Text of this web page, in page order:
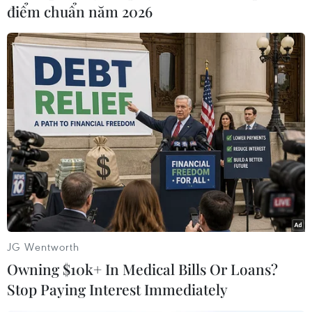
Huy Đồng (Vietnam+)
#MU #David de Gea
#Van der Sar
điểm chuẩn năm 2026
JG Wentworth
Owning $10k+ In Medical Bills Or Loans?
Stop Paying Interest Immediately